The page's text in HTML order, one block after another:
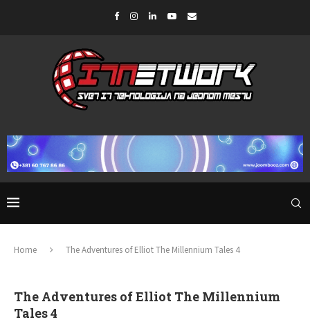
Home The Adventures of Elliot The Millennium Tales 4
The Adventures of Elliot The Millennium
Tales 4